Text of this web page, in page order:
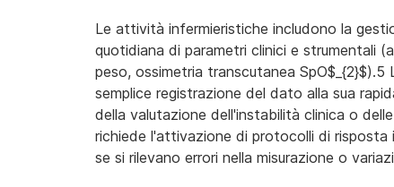
Le attività infermieristiche includono la
quotidiana di parametri clinici e strumentali
peso, ossimetria transcutanea
semplice registrazione del dato alla sua
della valutazione dell'instabilità clinica o
richiede l'attivazione di protocolli di
se si rilevano errori nella misurazione o